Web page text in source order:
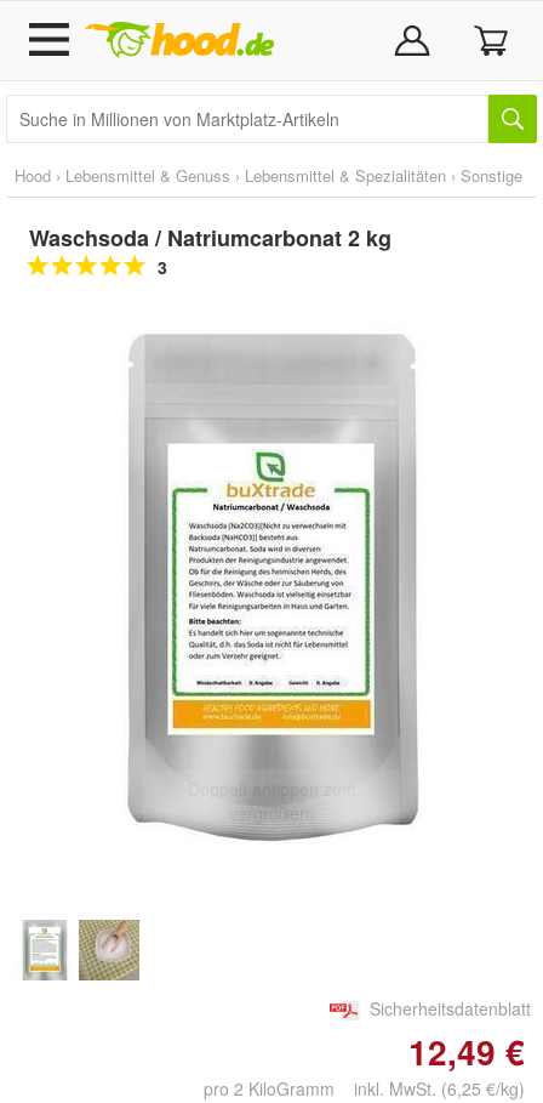
Hood › Lebensmittel & Genuss › Lebensmittel & Spezialitäten › Sonstige
Waschsoda / Natriumcarbonat 2 kg
3
Doppelt antippen zum
vergrößern
Sicherheitsdatenblatt
12,49 €
pro 2 KiloGramm inkl. MwSt. (6,25 €/kg)